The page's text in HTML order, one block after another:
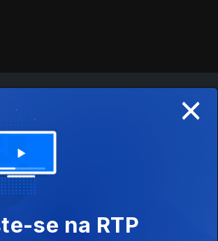
iOS, Android, Apple TV, Android TV e
×
se na RTP